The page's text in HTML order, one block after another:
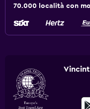
70.000 località con